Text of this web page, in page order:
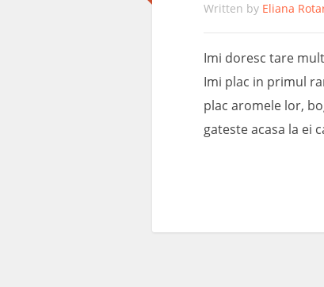
Written by Eliana
Imi doresc tare
Imi plac in primul
plac aromele lor,
gateste acasa la ei